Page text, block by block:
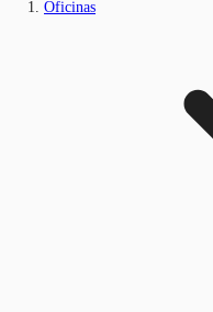
Oficinas